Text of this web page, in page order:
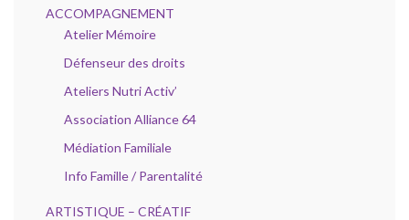
ACCOMPAGNEMENT
Atelier Mémoire
Défenseur des droits
Ateliers Nutri Activ’
Association Alliance 64
Médiation Familiale
Info Famille / Parentalité
ARTISTIQUE – CRÉATIF